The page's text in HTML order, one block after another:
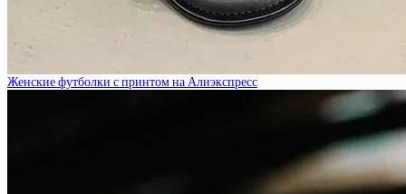
Женские футболки с принтом на Алиэкспресс